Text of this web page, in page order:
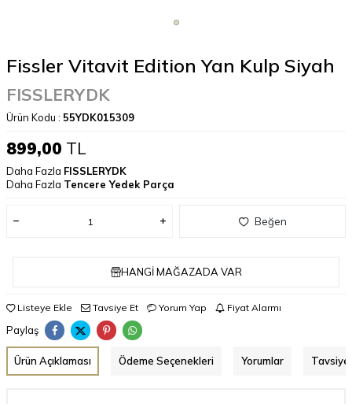
Fissler Vitavit Edition Yan Kulp Siyah
FISSLERYDK
Ürün Kodu : 55YDK015309
899,00 TL
Daha Fazla FISSLERYDK
Daha Fazla Tencere Yedek Parça
Beğen
HANGI MAĞAZADA VAR
Listeye Ekle Tavsiye Et Yorum Yap Fiyat Alarmı
Paylaş
Ürün Açıklaması Ödeme Seçenekleri Yorumlar Tavsiye